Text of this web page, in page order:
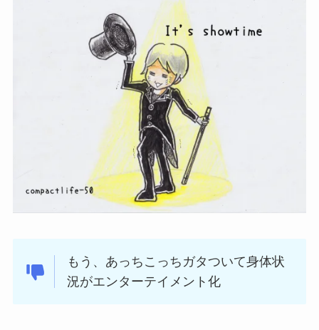
もう、あっちこっちガタついて身体状
況がエンターテイメント化